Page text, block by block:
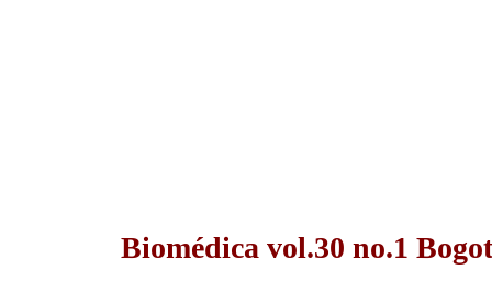
Biomédica vol.30 no.1